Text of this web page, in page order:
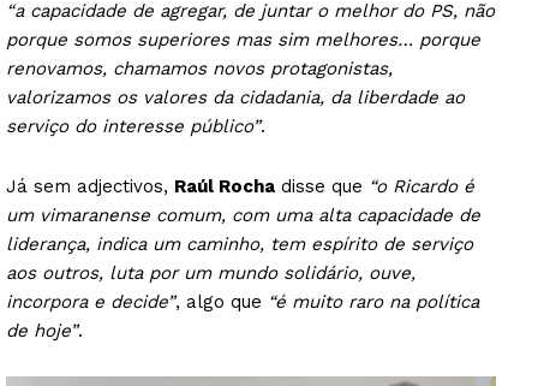
“a capacidade de agregar, de juntar o melhor do PS, não
porque somos superiores mas sim melhores… porque
renovamos, chamamos novos protagonistas,
valorizamos os valores da cidadania, da liberdade ao
serviço do interesse público”.
Já sem adjectivos, Raúl Rocha disse que “o Ricardo é
um vimaranense comum, com uma alta capacidade de
liderança, indica um caminho, tem espírito de serviço
aos outros, luta por um mundo solidário, ouve,
incorpora e decide”, algo que “é muito raro na política
de hoje”.